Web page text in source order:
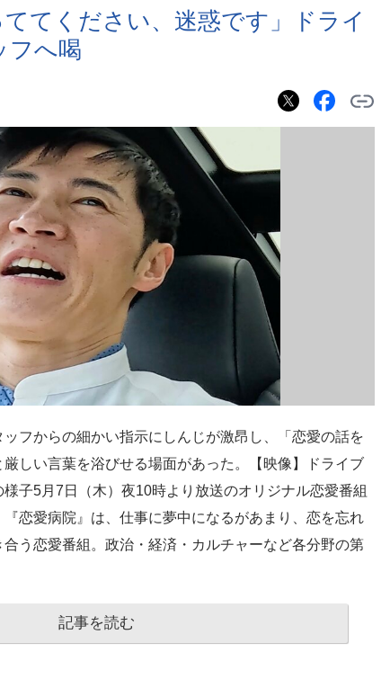
てください、迷惑です」ドライ
フへ喝
ッフからの細かい指示にしんじが激昂し、「恋愛の話を
しい言葉を浴びせる場面があった。【映像】ドライブ
子5月7日（木）夜10時より放送のオリジナル恋愛番組
『恋愛病院』は、仕事に夢中になるがあまり、恋を忘れ
う恋愛番組。政治・経済・カルチャーなど各分野の第
記事を読む